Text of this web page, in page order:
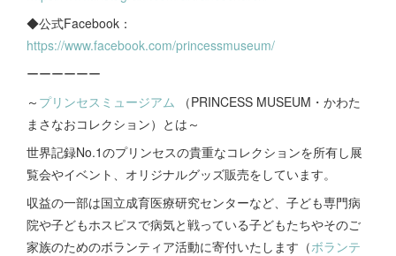
◆公式Facebook：
https://www.facebook.com/princessmuseum/
ーーーーーー
～ プリンセスミュージアム （PRINCESS MUSEUM・かわた
まさなおコレクション）とは～
世界記録No.1のプリンセスの貴重なコレクションを所有し展
覧会やイベント、オリジナルグッズ販売をしています。
収益の一部は国立成育医療研究センターなど、子ども専門病
院や子どもホスピスで病気と戦っている子どもたちやそのご
家族のためのボランティア活動に寄付いたします（ボランテ